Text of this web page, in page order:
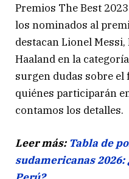
Premios The Best
los nominados al
destacan Lionel
Haaland en la
surgen dudas sobre
quiénes participarán
contamos los detalles.
Leer más:Tabla de
sudamericanas 2026: